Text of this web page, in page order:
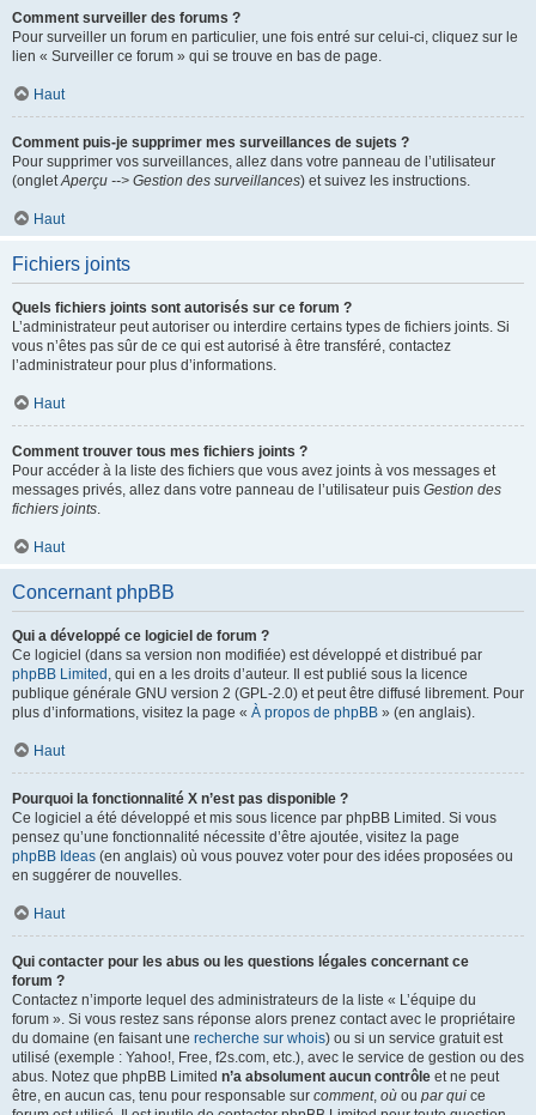
Comment surveiller des forums ?
Pour surveiller un forum en particulier, une fois entré sur celui-ci, cliquez sur le
lien « Surveiller ce forum » qui se trouve en bas de page.
Haut
Comment puis-je supprimer mes surveillances de sujets ?
Pour supprimer vos surveillances, allez dans votre panneau de l’utilisateur
(ongletAperçu --> Gestion des surveillances) et suivez les instructions.
Haut
Fichiers joints
Quels fichiers joints sont autorisés sur ce forum ?
L’administrateur peut autoriser ou interdire certains types de fichiers joints. Si
vous n’êtes pas sûr de ce qui est autorisé à être transféré, contactez
l’administrateur pour plus d’informations.
Haut
Comment trouver tous mes fichiers joints ?
Pour accéder à la liste des fichiers que vous avez joints à vos messages et
messages privés, allez dans votre panneau de l’utilisateur puis Gestion des
fichiers joints.
Haut
Concernant phpBB
Qui a développé ce logiciel de forum ?
Ce logiciel (dans sa version non modifiée) est développé et distribué par
phpBB Limited , qui en a les droits d’auteur. Il est publié sous la licence
publique générale GNU version 2 (GPL-2.0) et peut être diffusé librement. Pour
plus d’informations, visitez la page « À propos de phpBB » (en anglais).
Haut
Pourquoi la fonctionnalité X n’est pas disponible ?
Ce logiciel a été développé et mis sous licence par phpBB Limited. Si vous
pensez qu’une fonctionnalité nécessite d’être ajoutée, visitez la page
phpBB Ideas (en anglais) où vous pouvez voter pour des idées proposées ou
en suggérer de nouvelles.
Haut
Qui contacter pour les abus ou les questions légales concernant ce
forum ?
Contactez n’importe lequel des administrateurs de la liste « L’équipe du
forum ». Si vous restez sans réponse alors prenez contact avec le propriétaire
du domaine (en faisant une recherche sur whois) ou si un service gratuit est
utilisé (exemple : Yahoo!, Free, f2s.com, etc.), avec le service de gestion ou des
abus. Notez que phpBB Limited n’a absolument aucun contrôle et ne peut
être, en aucun cas, tenu pour responsable sur comment, où ou par qui ce